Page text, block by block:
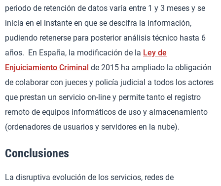
periodo de retención de datos varía entre 1 y 3 meses y se
inicia en el instante en que se descifra la información,
pudiendo retenerse para posterior análisis técnico hasta 6
años. En España, la modificación de la Ley de
Enjuiciamiento Criminal de 2015 ha ampliado la obligación
de colaborar con jueces y policía judicial a todos los actores
que prestan un servicio on-line y permite tanto el registro
remoto de equipos informáticos de uso y almacenamiento
(ordenadores de usuarios y servidores en la nube).
Conclusiones
La disruptiva evolución de los servicios, redes de